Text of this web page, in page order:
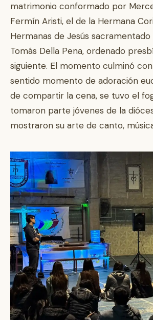
matrimonio conformado por
Fermín Aristi, el de la Hermana
Hermanas de Jesús
Tomás Della Pena, ordenado
siguiente. El momento culminó
sentido momento de adoración
de compartir la cena, se tuvo el
tomaron parte jóvenes de la
mostraron su arte de canto,